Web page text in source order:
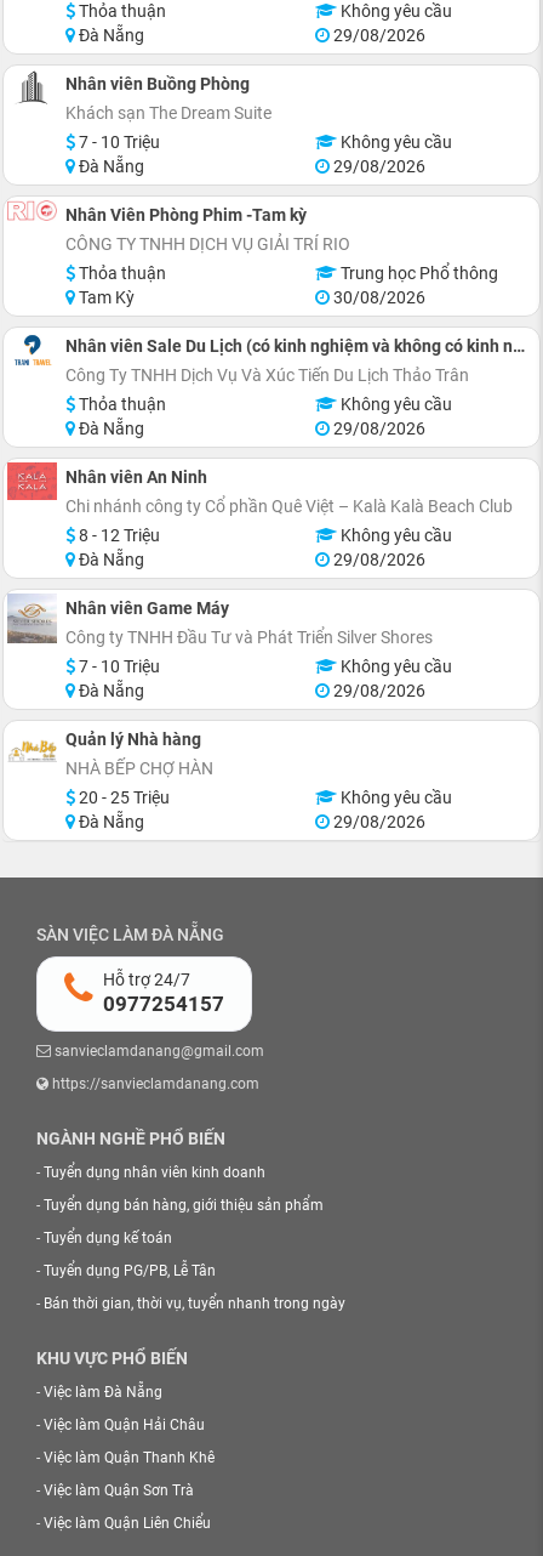
Thỏa thuận
Không yêu cầu
Đà Nẵng
29/08/2026
Nhân viên Buồng Phòng
Khách sạn The Dream Suite
7 - 10 Triệu
Không yêu cầu
Đà Nẵng
29/08/2026
Nhân Viên Phòng Phim -Tam kỳ
CÔNG TY TNHH DỊCH VỤ GIẢI TRÍ RIO
Thỏa thuận
Trung học Phổ thông
Tam Kỳ
30/08/2026
Nhân viên Sale Du Lịch (có kinh nghiệm và không có kinh nghiệm)
Công Ty TNHH Dịch Vụ Và Xúc Tiến Du Lịch Thảo Trân
Thỏa thuận
Không yêu cầu
Đà Nẵng
29/08/2026
Nhân viên An Ninh
Chi nhánh công ty Cổ phần Quê Việt – Kalà Kalà Beach Club
8 - 12 Triệu
Không yêu cầu
Đà Nẵng
29/08/2026
Nhân viên Game Máy
Công ty TNHH Đầu Tư và Phát Triển Silver Shores
7 - 10 Triệu
Không yêu cầu
Đà Nẵng
29/08/2026
Quản lý Nhà hàng
NHÀ BẾP CHỢ HÀN
20 - 25 Triệu
Không yêu cầu
Đà Nẵng
29/08/2026
SÀN VIỆC LÀM ĐÀ NẴNG
Hỗ trợ 24/7
0977254157
sanvieclamdanang@gmail.com
https://sanvieclamdanang.com
NGÀNH NGHỀ PHỔ BIẾN
- Tuyển dụng nhân viên kinh doanh
- Tuyển dụng bán hàng, giới thiệu sản phẩm
- Tuyển dụng kế toán
- Tuyển dụng PG/PB, Lễ Tân
- Bán thời gian, thời vụ, tuyển nhanh trong ngày
KHU VỰC PHỔ BIẾN
- Việc làm Đà Nẵng
- Việc làm Quận Hải Châu
- Việc làm Quận Thanh Khê
- Việc làm Quận Sơn Trà
- Việc làm Quận Liên Chiểu